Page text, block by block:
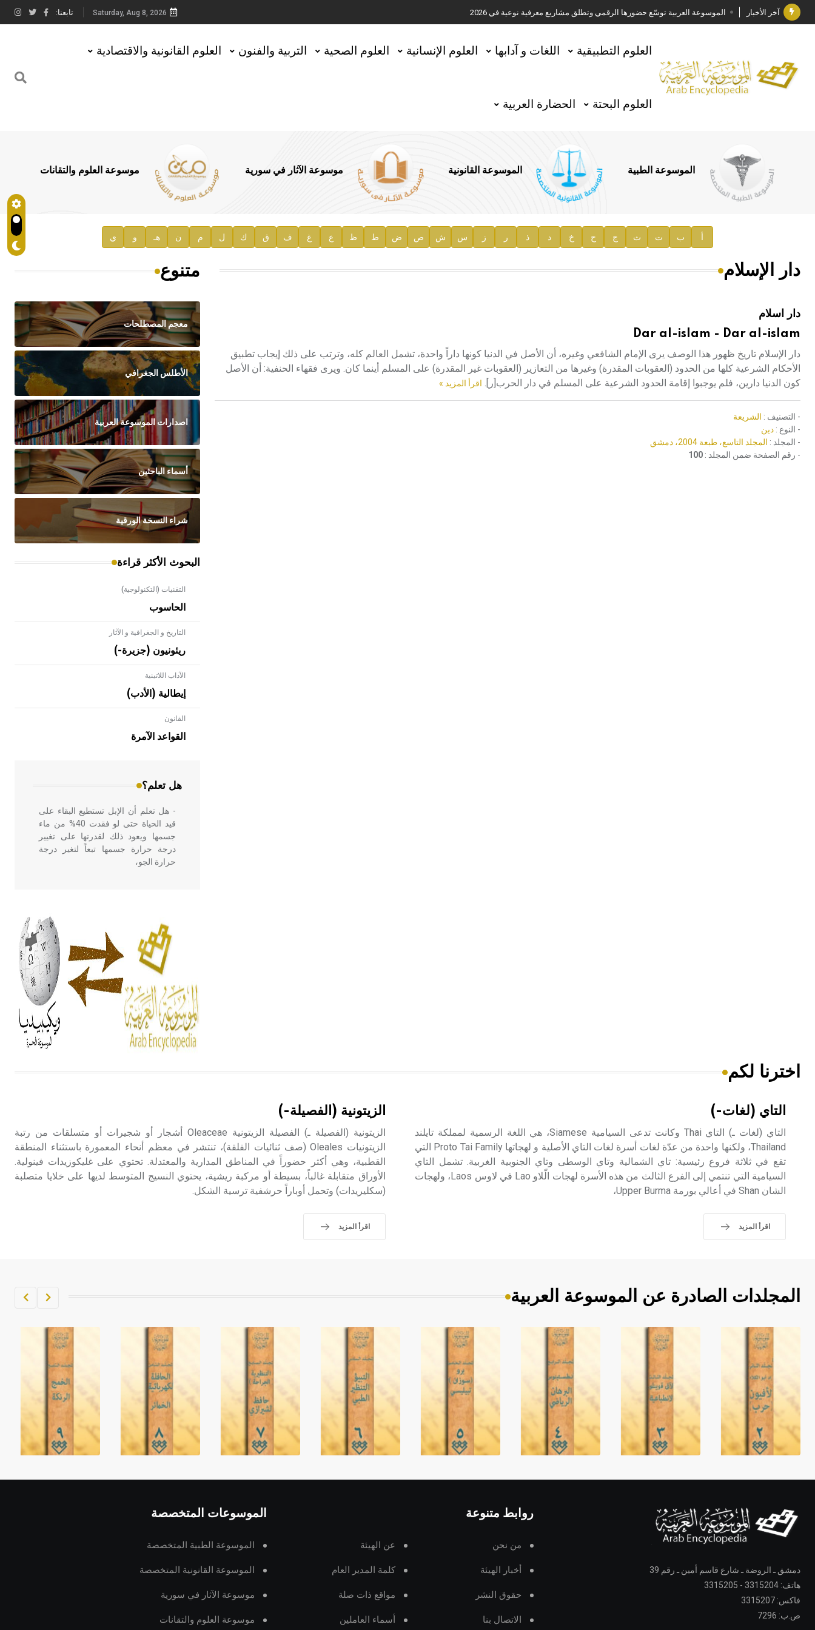
آخر الأخبار الموسوعة العربية توسّع حضورها الرقمي وتطلق مشاريع معرفية نوعية في 2026
جائزة مجمع الملك سلمان العالمي للغة العربية 2025
الأستاذ إياد خالد الطباع مدير عام لهيئة الموسوعة العربية
السيد محمد ياسين صالح وزيرا للثقافة
توصيات مجلس الإدارة
صدور المجلد السابع من موسوعة الآثار في سورية
إعلان..
هيئة الموسوعة العربية تطلق موسوعات جديدة في عام 2026
Saturday, Aug 8, 2026 تابعنا:
العلوم التطبيقية اللغات و آدابها العلوم الإنسانية العلوم الصحية التربية والفنون العلوم القانونية والاقتصادية
العلوم البحتة الحضارة العربية
الموسوعة الطبية الموسوعة القانونية موسوعة الآثار في سورية موسوعة العلوم والتقانات
أ ب ت ث ج ح خ د ذ ر ز س ش ص ض ط ظ ع غ ف ق ك ل م ن هـ و ي
دار الإسلام
دار اسلام
Dar al-islam - Dar al-islam
دار الإسلام تاريخ ظهور هذا الوصف يرى الإمام الشافعي وغيره، أن الأصل في الدنيا كونها داراً واحدة، تشمل العالم كله، وترتب على ذلك إيجاب تطبيق
الأحكام الشرعية كلها من الحدود (العقوبات المقدرة) وغيرها من التعازير (العقوبات غير المقدرة) على المسلم أينما كان. ويرى فقهاء الحنفية: أن الأصل
كون الدنيا دارين، فلم يوجبوا إقامة الحدود الشرعية على المسلم في دار الحرب[ر]. اقرأ المزيد »
- التصنيف : الشريعة
- النوع : دين
- المجلد : المجلد التاسع، طبعة 2004، دمشق
- رقم الصفحة ضمن المجلد : 100
متنوع
معجم المصطلحات
الأطلس الجغرافي
اصدارات الموسوعة العربية
أسماء الباحثين
شراء النسخة الورقية
البحوث الأكثر قراءة
التقنيات (التكنولوجية)
الحاسوب
التاريخ و الجغرافية و الآثار
ريئونيون (جزيرة-)
الآداب اللاتينية
إيطالية (الأدب)
القانون
القواعد الآمرة
هل تعلم؟
- هل تعلم أن الأبلق نوع من الفنون
الهندسية التي ارتبطت بالعمارة الإسلامية
في بلاد الشام ومصر خاصة، حيث يحرص
- هل تعلم أن الإبل تستطيع البقاء على
قيد الحياة حتى لو فقدت 40% من ماء
جسمها ويعود ذلك لقدرتها على تغيير
درجة حرارة جسمها تبعاً لتغير درجة
حرارة الجو،
أربعة مؤلفات هي: الحكم، الأدلة، تنظيم
التغذية، ورسالته في جروح الرأس.
ويعود له الفضل بأنه حرر الطب من
الدين والفلسفة.
- هل تعلم أن المرجان إفراز حيواني
يتكون في البحر ويتركب من مادة
كربونات الكلسيوم، وهو أحمر أو شديد
الحمرة وهو أجود أنواعه، ويمتاز بكبر
الحجم ويسمى الش
الإنكليزية أب
- هل تعلم أن أبجر Abgar اسم معروف
حيث تقتصر القيمة الصوتية للعلامة الك
اخترنا لكم
التاي (لغات-)
التاي (لغات ـ) التاي Thai وكانت تدعى السيامية Siamese، هي اللغة الرسمية لمملكة تايلند
Thailand، ولكنها واحدة من عدّة لغات أسرة لغات التاي الأصلية و لهجاتها Proto Tai Family التي
تقع في ثلاثة فروع رئيسية: تاي الشمالية وتاي الوسطى وتاي الجنوبية الغربية. تشمل التاي
السيامية التي تنتمي إلى الفرع الثالث من هذه الأسرة لهجات الّلاو Lao في لاوس Laos، ولهجات
الشان Shan في أعالي بورمة Upper Burma،
اقرأ المزيد
الزيتونية (الفصيلة-)
الزيتونية (الفصيلة ـ) الفصيلة الزيتونية Oleaceae أشجار أو شجيرات أو متسلقات من رتبة
الزيتونيات Oleales (صف ثنائيات الفلقة)، تنتشر في معظم أنحاء المعمورة باستثناء المنطقة
القطبية، وهي أكثر حضوراً في المناطق المدارية والمعتدلة. تحتوي على غليكوزيدات فينولية.
الأوراق متقابلة غالباً، بسيطة أو مركبة ريشية، يحتوي النسيج المتوسط لديها على خلايا متصلبة
(سكليريدات) وتحمل أوباراً حرشفية ترسية الشكل.
اقرأ المزيد
المجلدات الصادرة عن الموسوعة العربية
دمشق ـ الروضة ـ شارع قاسم أمين ـ رقم 39
هاتف: 3315204 - 3315205
فاكس: 3315207
ص.ب: 7296
روابط متنوعة
من نحن عن الهيئة
أخبار الهيئة كلمة المدير العام
حقوق النشر مواقع ذات صلة
الاتصال بنا أسماء العاملين
الموسوعات المتخصصة
الموسوعة الطبية المتخصصة
الموسوعة القانونية المتخصصة
موسوعة الآثار في سورية
موسوعة العلوم والتقانات